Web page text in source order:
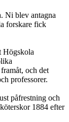
Ni blev antagna
forskare fick
Högskola
och det
professorer.
påfrestning och
1884 efter